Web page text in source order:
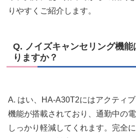
りやすくご紹介します。
Q. ノイズキャンセリング機
りますか？
A. はい、HA-A30T2にはアクティ
機能が搭載されており、通勤中の
しっかり軽減してくれます。完全